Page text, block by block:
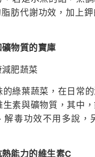
肪代謝功效，加上
物質的寶庫
肥蔬菜
葉蔬菜，在日常的
素與礦物質，其中
毒功效不用多說，
能力的維生素C